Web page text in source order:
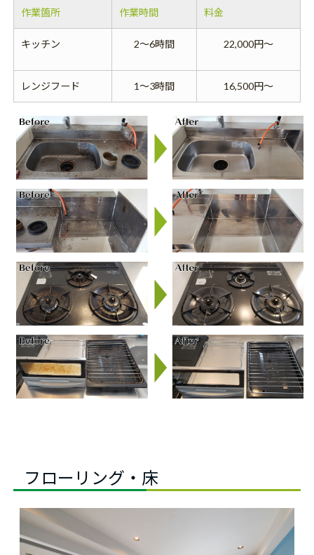
作業箇所 作業時間 料金
キッチン 2～6時間 22,000円～
レンジフード 1～3時間 16,500円～
フローリング・床